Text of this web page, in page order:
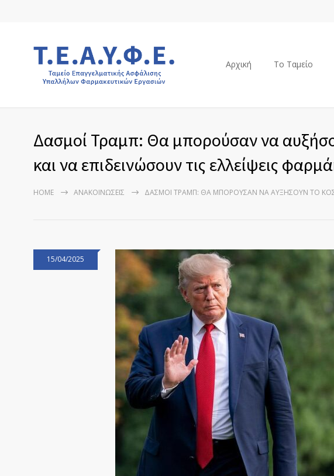
Αρχική Το Ταμείο
Δασμοί Τραμπ: Θα μπορούσαν να
και να επιδεινώσουν τις ελλείψεις
HOME ΑΝΑΚΟΙΝΏΣΕΙΣ ΔΑΣΜΟΊ ΤΡΑΜΠ: ΘΑ ΜΠΟΡΟΎΣΑΝ ΝΑ ΑΥΞΉΣΟΥΝ ΤΟ
15/04/2025